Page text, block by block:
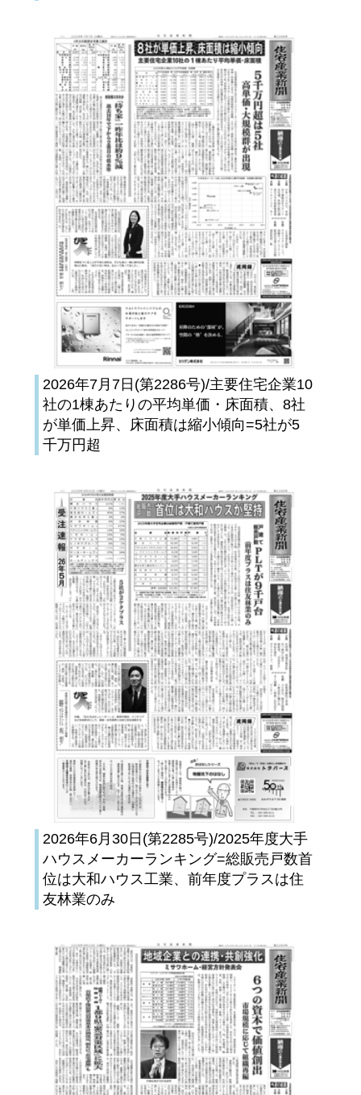
2026年7月7日(第2286号)/主要住宅企業10
社の1棟あたりの平均単価・床面積、8社
が単価上昇、床面積は縮小傾向=5社が5
千万円超
2026年6月30日(第2285号)/2025年度大手
ハウスメーカーランキング=総販売戸数首
位は大和ハウス工業、前年度プラスは住
友林業のみ